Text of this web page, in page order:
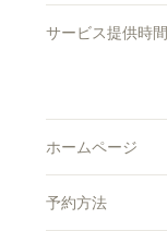
サービス提供時間
ホームページ
予約方法